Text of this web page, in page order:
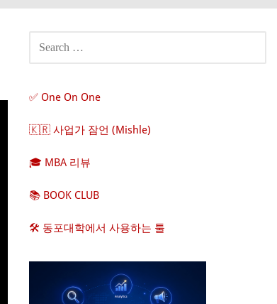
FOR:
✅ One On One
🇰🇷 사업가 잠언 (Mishle)
🎓 MBA 리뷰
📚 BOOK CLUB
🛠️ 동포대학에서 사용하는 툴